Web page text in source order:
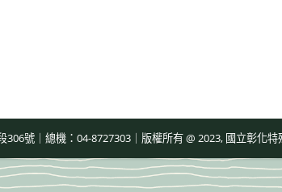
306號｜總機：04-8727303｜版權所有 @ 2023, 國立彰化